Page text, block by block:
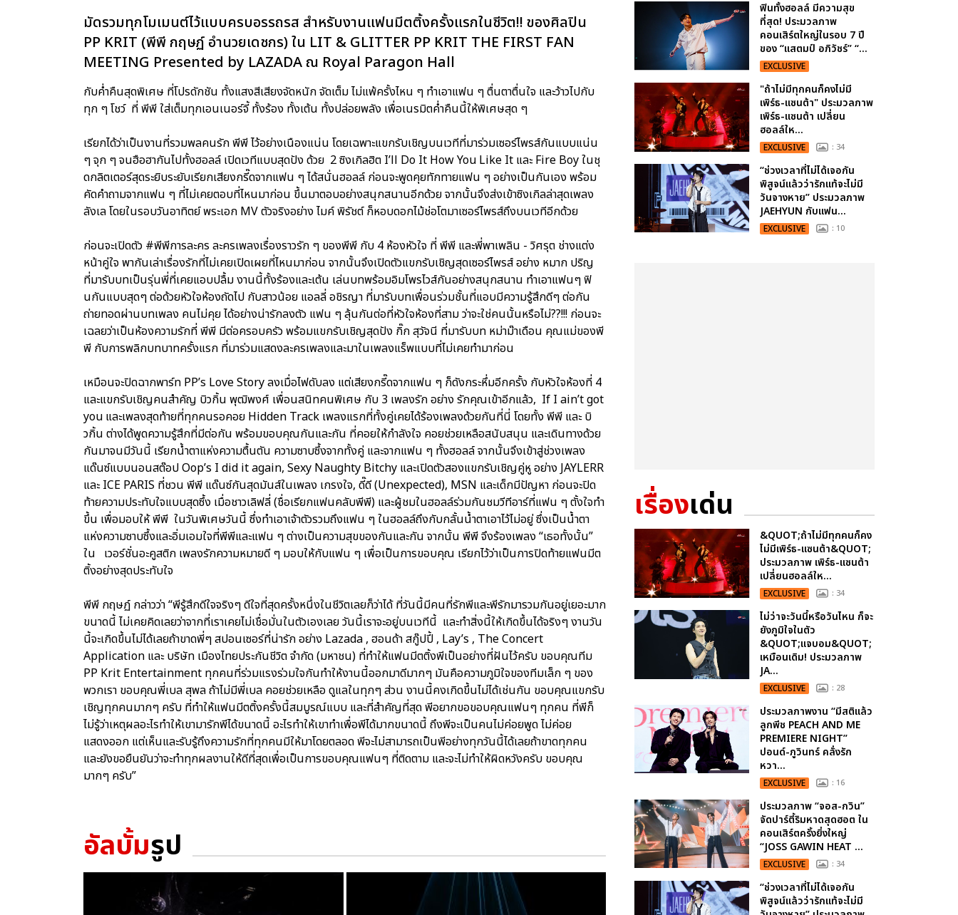
มัดรวมทุกโมเมนต์ไว้แบบครบอรรถรส สำหรับงานแฟนมีตติ้งครั้งแรกในชีวิต!! ของศิลปิน
PP KRIT (พีพี กฤษฏ์ อำนวยเดชกร) ใน LIT & GLITTER PP KRIT THE FIRST FAN
MEETING Presented by LAZADA ณ Royal Paragon Hall
กับค่ำคืนสุดพิเศษ ที่โปรดักชัน ทั้งแสงสีเสียงจัดหนัก จัดเต็ม ไม่แพ้ครั้งไหน ๆ ทำเอาแฟน ๆ ตื่นตาตื่นใจ และว้าวไปกับ
ทุก ๆ โชว์ ที่ พีพี ใส่เต็มทุกเอนเนอร์จี้ ทั้งร้อง ทั้งเต้น ทั้งปล่อยพลัง เพื่อเนรมิตค่ำคืนนี้ให้พิเศษสุด ๆ
เรียกได้ว่าเป็นงานที่รวมพลคนรัก พีพี ไว้อย่างเนืองแน่น โดยเฉพาะแขกรับเชิญบนเวทีที่มาร่วมเซอร์ไพรส์กันแบบแน่น
ๆ จุก ๆ จนฮือฮากันไปทั้งฮอลล์ เปิดเวทีแบบสุดปัง ด้วย 2 ซิงเกิลฮิต I’ll Do It How You Like It และ Fire Boy ในชุ
ดกลิตเตอร์สุดระยิบระยับเรียกเสียงกรี๊ดจากแฟน ๆ ได้สนั่นฮอลล์ ก่อนจะพูดคุยทักทายแฟน ๆ อย่างเป็นกันเอง พร้อม
คัดคำถามจากแฟน ๆ ที่ไม่เคยตอบที่ไหนมาก่อน ขึ้นมาตอบอย่างสนุกสนานอีกด้วย จากนั้นจึงส่งเข้าซิงเกิลล่าสุดเพลง
ลังเล โดยในรอบวันอาทิตย์ พระเอก MV ตัวจริงอย่าง ไมค์ พิรัชต์ ก็หอบดอกไม้ช่อโตมาเซอร์ไพรส์ถึงบนเวทีอีกด้วย
ก่อนจะเปิดตัว #พีพีการละคร ละครเพลงเรื่องราวรัก ๆ ของพีพี กับ 4 ห้องหัวใจ ที่ พีพี และพี่พาเพลิน - วิศรุต ช่างแต่ง
หน้าคู่ใจ พากันเล่าเรื่องรักที่ไม่เคยเปิดเผยที่ไหนมาก่อน จากนั้นจึงเปิดตัวแขกรับเชิญสุดเซอร์ไพรส์ อย่าง หมาก ปริญ
ที่มารับบทเป็นรุ่นพี่ที่เคยแอบปลื้ม งานนี้ทั้งร้องและเต้น เล่นบทพร้อมอิมโพรไวส์กันอย่างสนุกสนาน ทำเอาแฟนๆ ฟิ
นกันแบบสุดๆ ต่อด้วยหัวใจห้องถัดไป กับสาวน้อย แอลลี่ อชิรญา ที่มารับบทเพื่อนร่วมชั้นที่แอบมีความรู้สึกดีๆ ต่อกัน
ถ่ายทอดผ่านบทเพลง คนไม่คุย ได้อย่างน่ารักลงตัว แฟน ๆ ลุ้นกันต่อที่หัวใจห้องที่สาม ว่าจะใช่คนนั้นหรือไม่??!!! ก่อนจะ
เฉลยว่าเป็นห้องความรักที่ พีพี มีต่อครอบครัว พร้อมแขกรับเชิญสุดปัง กิ๊ก สุวัจนี ที่มารับบท หม่าม๊าเดือน คุณแม่ของพี
พี กับการพลิกบทบาทครั้งแรก ที่มาร่วมแสดงละครเพลงและมาในเพลงแร็พแบบที่ไม่เคยทำมาก่อน
เหมือนจะปิดฉากพาร์ท PP’s Love Story ลงเมื่อไฟดับลง แต่เสียงกรี๊ดจากแฟน ๆ ก็ดังกระหึ่มอีกครั้ง กับหัวใจห้องที่ 4
และแขกรับเชิญคนสำคัญ บิวกิ้น พุฒิพงศ์ เพื่อนสนิทคนพิเศษ กับ 3 เพลงรัก อย่าง รักคุณเข้าอีกแล้ว, If I ain’t got
you และเพลงสุดท้ายที่ทุกคนรอคอย Hidden Track เพลงแรกที่ทั้งคู่เคยได้ร้องเพลงด้วยกันที่นี่ โดยทั้ง พีพี และ บิ
วกิ้น ต่างได้พูดความรู้สึกที่มีต่อกัน พร้อมขอบคุณกันและกัน ที่คอยให้กำลังใจ คอยช่วยเหลือสนับสนุน และเดินทางด้วย
กันมาจนมีวันนี้ เรียกน้ำตาแห่งความตื้นตัน ความซาบซึ้งจากทั้งคู่ และจากแฟน ๆ ทั้งฮอลล์ จากนั้นจึงเข้าสู่ช่วงเพลง
แด๊นซ์แบบนอนสต๊อป Oop’s I did it again, Sexy Naughty Bitchy และเปิดตัวสองแขกรับเชิญคู่หู อย่าง JAYLERR
และ ICE PARIS ที่ชวน พีพี แด๊นซ์กันสุดมันส์ในเพลง เกรงใจ, ดี๊ดี (Unexpected), MSN และเด็กมีปัญหา ก่อนจะปิด
ท้ายความประทับใจแบบสุดซึ้ง เมื่อชาวเลิฟลี่ (ชื่อเรียกแฟนคลับพีพี) และผู้ชมในฮอลล์ร่วมกันชมวีทีอาร์ที่แฟน ๆ ตั้งใจทำ
ขึ้น เพื่อมอบให้ พีพี ในวันพิเศษวันนี้ ซึ่งทำเอาเจ้าตัวรวมถึงแฟน ๆ ในฮอลล์ถึงกับกลั้นน้ำตาเอาไว้ไม่อยู่ ซึ่งเป็นน้ำตา
แห่งความซาบซึ้งและอิ่มเอมใจที่พีพีและแฟน ๆ ต่างเป็นความสุขของกันและกัน จากนั้น พีพี จึงร้องเพลง “เธอทั้งนั้น”
ใน เวอร์ชั่นอะคูสติก เพลงรักความหมายดี ๆ มอบให้กับแฟน ๆ เพื่อเป็นการขอบคุณ เรียกไว้ว่าเป็นการปิดท้ายแฟนมีต
ติ้งอย่างสุดประทับใจ
พีพี กฤษฏ์ กล่าวว่า “พีรู้สึกดีใจจริงๆ ดีใจที่สุดครั้งหนึ่งในชีวิตเลยก็ว่าได้ ที่วันนี้มีคนที่รักพีและพีรักมารวมกันอยู่เยอะมาก
ขนาดนี้ ไม่เคยคิดเลยว่าจากที่เราเคยไม่เชื่อมั่นในตัวเองเลย วันนี้เราจะอยู่บนเวทีนี้ และทำสิ่งนี้ให้เกิดขึ้นได้จริงๆ งานวัน
นี้จะเกิดขึ้นไม่ได้เลยถ้าขาดพี่ๆ สปอนเซอร์ที่น่ารัก อย่าง Lazada , ฮอนด้า สกู๊ปปี้ , Lay’s , The Concert
Application และ บริษัท เมืองไทยประกันชีวิต จำกัด (มหาชน) ที่ทำให้แฟนมีตติ้งพีเป็นอย่างที่ฝันไว้ครับ ขอบคุณทีม
PP Krit Entertainment ทุกคนที่ร่วมแรงร่วมใจกันทำให้งานนี้ออกมาดีมากๆ มันคือความภูมิใจของทีมเล็ก ๆ ของ
พวกเรา ขอบคุณพี่เบล สุพล ถ้าไม่มีพี่เบล คอยช่วยเหลือ ดูแลในทุกๆ ส่วน งานนี้คงเกิดขึ้นไม่ได้เช่นกัน ขอบคุณแขกรับ
เชิญทุกคนมากๆ ครับ ที่ทำให้แฟนมีตติ้งครั้งนี้สมบูรณ์แบบ และที่สำคัญที่สุด พีอยากขอขอบคุณแฟนๆ ทุกคน ที่พีก็
ไม่รู้ว่าเหตุผลอะไรทำให้เขามารักพีได้ขนาดนี้ อะไรทำให้เขาทำเพื่อพีได้มากขนาดนี้ ถึงพีจะเป็นคนไม่ค่อยพูด ไม่ค่อย
แสดงออก แต่เห็นและรับรู้ถึงความรักที่ทุกคนมีให้มาโดยตลอด พีจะไม่สามารถเป็นพีอย่างทุกวันนี้ได้เลยถ้าขาดทุกคน
และยังขอยืนยันว่าจะทำทุกผลงานให้ดีที่สุดเพื่อเป็นการขอบคุณแฟนๆ ที่ติดตาม และจะไม่ทำให้ผิดหวังครับ ขอบคุณ
มากๆ ครับ”
อัลบั้มรูป
ฟินทั้งฮอลล์ มีความสุข
ที่สุด! ประมวลภาพ
คอนเสิร์ตใหญ่ในรอบ 7 ปี
ของ “แสตมป์ อภิวัชร์” “...
EXCLUSIVE
"ถ้าไม่มีทุกคนก็คงไม่มี
เพิร์ธ-แซนต้า" ประมวลภาพ
เพิร์ธ-แซนต้า เปลี่ยน
ฮอลล์ให...
EXCLUSIVE : 34
“ช่วงเวลาที่ไม่ได้เจอกัน
พิสูจน์แล้วว่ารักแท้จะไม่มี
วันจางหาย” ประมวลภาพ
JAEHYUN กับแฟน...
EXCLUSIVE : 10
เรื่องเด่น
&QUOT;ถ้าไม่มีทุกคนก็คง
ไม่มีเพิร์ธ-แซนต้า&QUOT;
ประมวลภาพ เพิร์ธ-แซนต้า
เปลี่ยนฮอลล์ให...
EXCLUSIVE : 34
ไม่ว่าจะวันนี้หรือวันไหน ก็จะ
ยังภูมิใจในตัว
&QUOT;แจบอม&QUOT;
เหมือนเดิม! ประมวลภาพ
JA...
EXCLUSIVE : 28
ประมวลภาพงาน “มีสติแล้ว
ลูกพีช PEACH AND ME
PREMIERE NIGHT”
ปอนด์-ภูวินทร์ คลั่งรัก
หวา...
EXCLUSIVE : 16
ประมวลภาพ “จอส-กวิน”
จัดปาร์ตี้ริมหาดสุดฮอต ใน
คอนเสิร์ตครั้งยิ่งใหญ่
“JOSS GAWIN HEAT ...
EXCLUSIVE : 34
“ช่วงเวลาที่ไม่ได้เจอกัน
พิสูจน์แล้วว่ารักแท้จะไม่มี